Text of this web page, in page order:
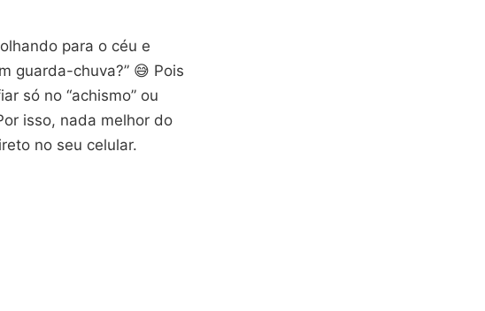
para o céu e
guarda-chuva?” 😅 Pois
só no “achismo” ou
isso, nada melhor do
no seu celular.